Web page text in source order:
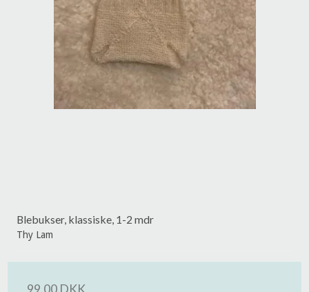
Blebukser, klassiske, 1-2 mdr
Thy Lam
99,00 DKK